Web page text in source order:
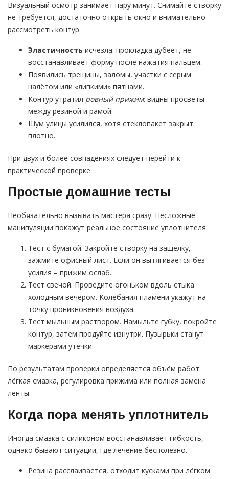
Визуальный осмотр занимает пару минут. Снимайте створку
не требуется, достаточно открыть окно и внимательно
рассмотреть контур.
Эластичность исчезла: прокладка дубеет, не
восстанавливает форму после нажатия пальцем.
Появились трещины, заломы, участки с серым
налётом или «липкими» пятнами.
Контур утратил ровный прижим: видны просветы
между резиной и рамой.
Шум улицы усилился, хотя стеклопакет закрыт
плотно.
При двух и более совпадениях следует перейти к
практической проверке.
Простые домашние тесты
Необязательно вызывать мастера сразу. Несложные
манипуляции покажут реальное состояние уплотнителя.
Тест с бумагой. Закройте створку на защёлку,
зажмите офисный лист. Если он вытягивается без
усилия – прижим ослаб.
Тест свечой. Проведите огоньком вдоль стыка
холодным вечером. Колебания пламени укажут на
точку проникновения воздуха.
Тест мыльным раствором. Намыльте губку, покройте
контур, затем продуйте изнутри. Пузырьки станут
маркерами утечки.
По результатам проверки определяется объём работ:
лёгкая смазка, регулировка прижима или полная замена
ленты.
Когда пора менять уплотнитель
Иногда смазка с силиконом восстанавливает гибкость,
однако бывают ситуации, где лечение бесполезно.
Резина расслаивается, отходит кусками при лёгком